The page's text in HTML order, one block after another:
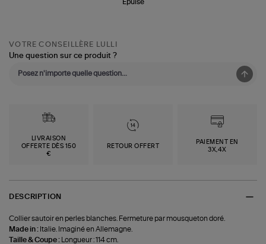
Épuisé
VOTRE CONSEILLÈRE LULLI
Une question sur ce produit ?
LIVRAISON
OFFERTE DÈS 150
€
RETOUR OFFERT
PAIEMENT EN
3X,4X
DESCRIPTION
Collier sautoir en perles blanches. Fermeture par mousqueton doré.
Made in : Italie. Imaginé en Allemagne.
Taille & Coupe :
Longueur : 114 cm.